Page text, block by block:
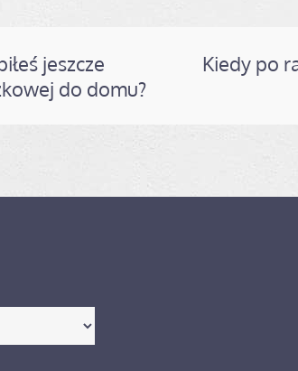
jeszcze
do domu?
Kiedy po